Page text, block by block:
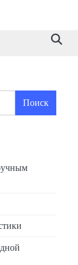
Поиск